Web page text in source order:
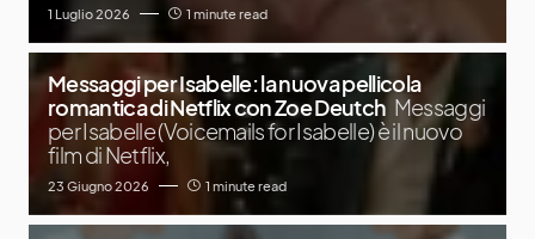
1 Luglio 2026 1 minute read
Messaggi per Isabelle: la nuova pellicola
romantica di Netflix con Zoe Deutch Messaggi
per Isabelle (Voicemails for Isabelle) è il nuovo
film di Netflix,
23 Giugno 2026 1 minute read